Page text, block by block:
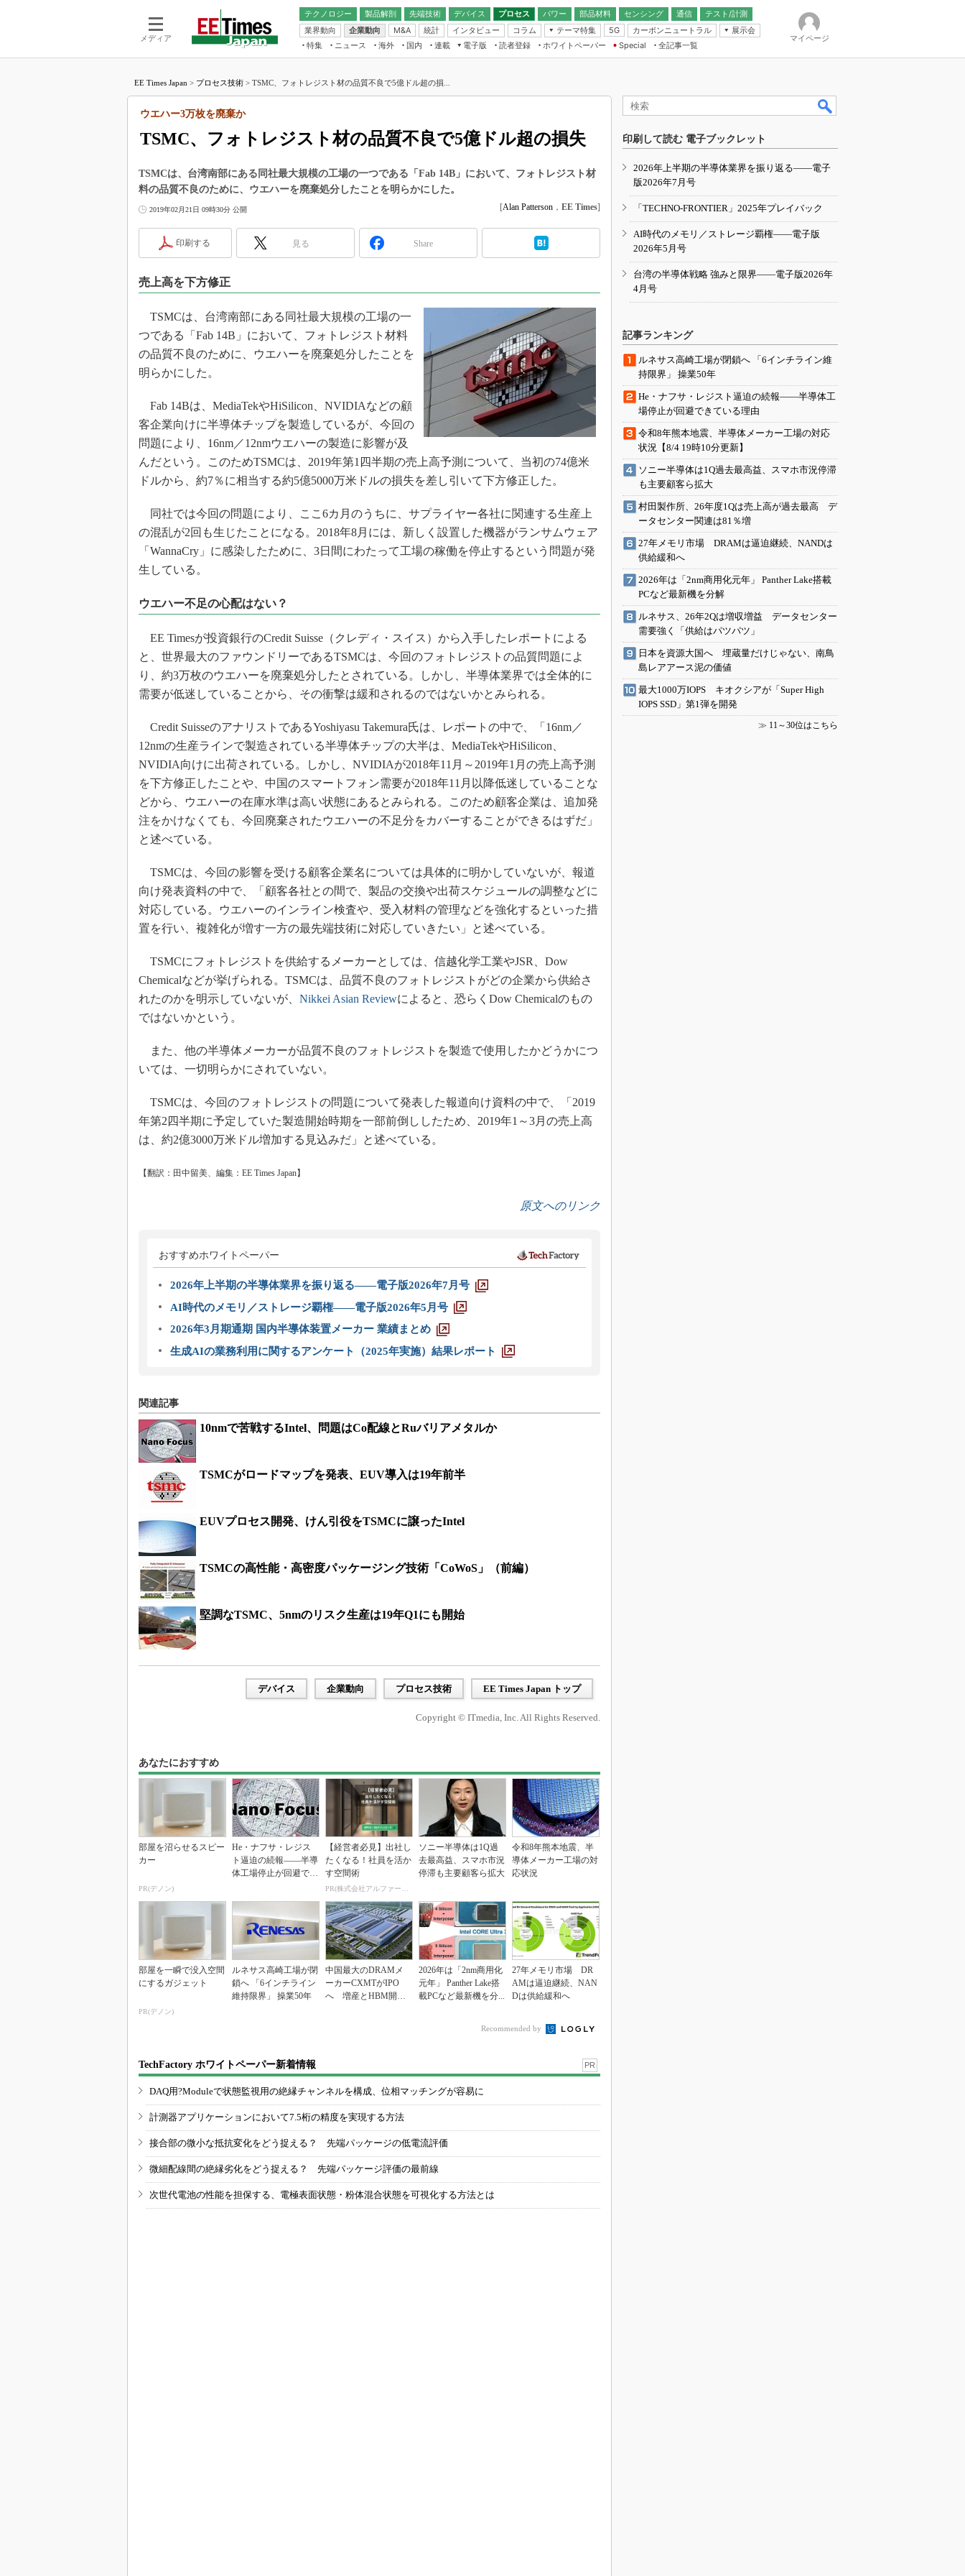
メディア
テクノロジー 製品解剖
先端技術
電池／エネルギー
デバイス
アナログ
マイコン
プロセス パワー 部品材料 センシング
通信
無線
テスト/計測
業界動向
企業動向 M&A 統計 インタビュー コラム
テーマ特集
フィジカルAI
読者調査（EE Times Research）
エレクトロニクス入門（EDN
5G カーボンニュートラル
展示会
IoT・エッジコンピューティング
EXPO
TECHNO-FRONTIER
人とくるま展
特集 ニュース 海外 国内
連載
福田昭のデバイス通信
大山聡の業界スコープ
大原雄介のエレ・組み込みプレイバ
リタイア直前エンジニアの社会人大
学漂流記
踊るバズワード ～Behind the
Buzzword
“異端児エンジニア”が仕掛けた社内
改革、執念の180日
JASA発IoT通信
IHSアナリスト「未来展望」
「英語に愛されないエンジニア」の
ための新行動論
電子版
電子ブックレット
読者登録 ホワイトペーパー
Special
全記事一覧
マイページ
EE Times Japan > プロセス技術 > TSMC、フォトレジスト材の品質不良で5億ドル超の損...
TSMC、フォトレジスト材の品質不良で5億ドル超の損失
ウエハー3万枚を廃棄か
TSMCは、台湾南部にある同社最大規模の工場の一つである「Fab 14B」において、フォトレジスト材
料の品質不良のために、ウエハーを廃棄処分したことを明らかにした。
2019年02月21日 09時30分 公開 [Alan Patterson ， EE Times]
印刷する 見る Share
売上高を下方修正
TSMCは、台湾南部にある同社最大規模の工場の一
つである「Fab 14B」において、フォトレジスト材料
の品質不良のために、ウエハーを廃棄処分したことを
明らかにした。
Fab 14Bは、MediaTekやHiSilicon、NVIDIAなどの顧
客企業向けに半導体チップを製造しているが、今回の
問題により、16nm／12nmウエハーの製造に影響が及
んだという。このためTSMCは、2019年第1四半期の売上高予測について、当初の74億米
ドルから、約7％に相当する約5億5000万米ドルの損失を差し引いて下方修正した。
同社では今回の問題により、ここ6カ月のうちに、サプライヤー各社に関連する生産上
の混乱が2回も生じたことになる。2018年8月には、新しく設置した機器がランサムウェア
「WannaCry」に感染したために、3日間にわたって工場の稼働を停止するという問題が発
生している。
ウエハー不足の心配はない？
EE Timesが投資銀行のCredit Suisse（クレディ・スイス）から入手したレポートによる
と、世界最大のファウンドリーであるTSMCは、今回のフォトレジストの品質問題によ
り、約3万枚のウエハーを廃棄処分したとされている。しかし、半導体業界では全体的に
需要が低迷していることから、その衝撃は緩和されるのではないかとみられる。
Credit SuisseのアナリストであるYoshiyasu Takemura氏は、レポートの中で、「16nm／
12nmの生産ラインで製造されている半導体チップの大半は、MediaTekやHiSilicon、
NVIDIA向けに出荷されている。しかし、NVIDIAが2018年11月～2019年1月の売上高予測
を下方修正したことや、中国のスマートフォン需要が2018年11月以降低迷していることな
どから、ウエハーの在庫水準は高い状態にあるとみられる。このため顧客企業は、追加発
注をかけなくても、今回廃棄されたウエハーの不足分をカバーすることができるはずだ」
と述べている。
TSMCは、今回の影響を受ける顧客企業名については具体的に明かしていないが、報道
向け発表資料の中で、「顧客各社との間で、製品の交換や出荷スケジュールの調整などに
対応している。ウエハーのインライン検査や、受入材料の管理などを強化するといった措
置を行い、複雑化が増す一方の最先端技術に対応していきたい」と述べている。
TSMCにフォトレジストを供給するメーカーとしては、信越化学工業やJSR、Dow
Chemicalなどが挙げられる。TSMCは、品質不良のフォトレジストがどの企業から供給さ
れたのかを明示していないが、 Nikkei Asian Reviewによると、恐らくDow Chemicalのもの
ではないかという。
また、他の半導体メーカーが品質不良のフォトレジストを製造で使用したかどうかにつ
いては、一切明らかにされていない。
TSMCは、今回のフォトレジストの問題について発表した報道向け資料の中で、「2019
年第2四半期に予定していた製造開始時期を一部前倒ししたため、2019年1～3月の売上高
は、約2億3000万米ドル増加する見込みだ」と述べている。
【翻訳：田中留美、編集：EE Times Japan】
原文へのリンク
おすすめホワイトペーパー
2026年上半期の半導体業界を振り返る――電子版2026年7月号
AI時代のメモリ／ストレージ覇権――電子版2026年5月号
2026年3月期通期 国内半導体装置メーカー 業績まとめ
生成AIの業務利用に関するアンケート（2025年実施）結果レポート
関連記事
10nmで苦戦するIntel、問題はCo配線とRuバリアメタルか
TSMCがロードマップを発表、EUV導入は19年前半
EUVプロセス開発、けん引役をTSMCに譲ったIntel
TSMCの高性能・高密度パッケージング技術「CoWoS」（前編）
堅調なTSMC、5nmのリスク生産は19年Q1にも開始
デバイス 企業動向 プロセス技術 EE Times Japan トップ
Copyright © ITmedia, Inc. All Rights Reserved.
あなたにおすすめ
部屋を沼らせるスピー
カー
PR(デノン)
He・ナフサ・レジス
ト逼迫の続報――半導
体工場停止が回避でき
【経営者必見】出社し
たくなる！社員を活か
す空間術
PR(株式会社アルファーテクノ)
ソニー半導体は1Q過
去最高益、スマホ市況
停滞も主要顧客ら拡大
令和8年熊本地震、半
導体メーカー工場の対
応状況
部屋を一瞬で没入空間
にするガジェット
PR(デノン)
ルネサス高崎工場が閉
鎖へ 「6インチライン
維持限界」 操業50年
中国最大のDRAMメ
ーカーCXMTがIPO
へ 増産とHBM開発
2026年は「2nm商用化
元年」 Panther Lake搭
載PCなど最新機を分...
27年メモリ市場 DR
AMは逼迫継続、NAN
Dは供給緩和へ
Recommended by
TechFactory ホワイトペーパー新着情報 PR
DAQ用?Moduleで状態監視用の絶縁チャンネルを構成、位相マッチングが容易に
計測器アプリケーションにおいて7.5桁の精度を実現する方法
接合部の微小な抵抗変化をどう捉える？ 先端パッケージの低電流評価
微細配線間の絶縁劣化をどう捉える？ 先端パッケージ評価の最前線
次世代電池の性能を担保する、電極表面状態・粉体混合状態を可視化する方法とは
印刷して読む 電子ブックレット
2026年上半期の半導体業界を振り返る――電子
版2026年7月号
「TECHNO-FRONTIER」2025年プレイバック
AI時代のメモリ／ストレージ覇権――電子版
2026年5月号
台湾の半導体戦略 強みと限界――電子版2026年
4月号
記事ランキング
ルネサス高崎工場が閉鎖へ 「6インチライン維
持限界」 操業50年
He・ナフサ・レジスト逼迫の続報――半導体工
場停止が回避できている理由
令和8年熊本地震、半導体メーカー工場の対応
状況【8/4 19時10分更新】
ソニー半導体は1Q過去最高益、スマホ市況停滞
も主要顧客ら拡大
村田製作所、26年度1Qは売上高が過去最高 デ
ータセンター関連は81％増
27年メモリ市場 DRAMは逼迫継続、NANDは
供給緩和へ
2026年は「2nm商用化元年」 Panther Lake搭載
PCなど最新機を分解
ルネサス、26年2Qは増収増益 データセンター
需要強く「供給はパツパツ」
日本を資源大国へ 埋蔵量だけじゃない、南鳥
島レアアース泥の価値
最大1000万IOPS キオクシアが「Super High
IOPS SSD」第1弾を開発
≫ 11～30位はこちら